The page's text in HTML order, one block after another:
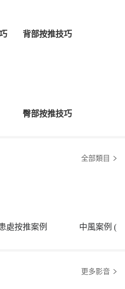
背部按推技巧
臀部按推技巧
全部類目
處按推案例 中風案例 (
更多影音